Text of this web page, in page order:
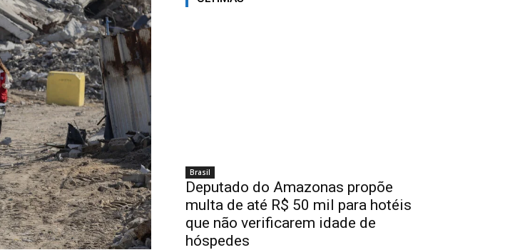
Brasil
Deputado do Amazonas propõe
multa de até R$ 50 mil para hotéis
que não verificarem idade de
hóspedes